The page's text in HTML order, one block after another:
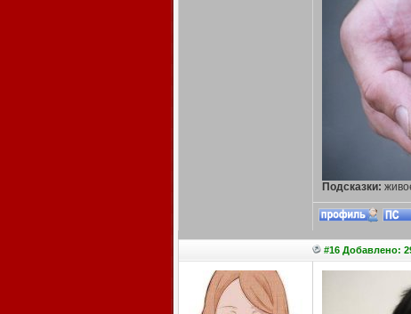
Подсказки:
#16 Добавлено: